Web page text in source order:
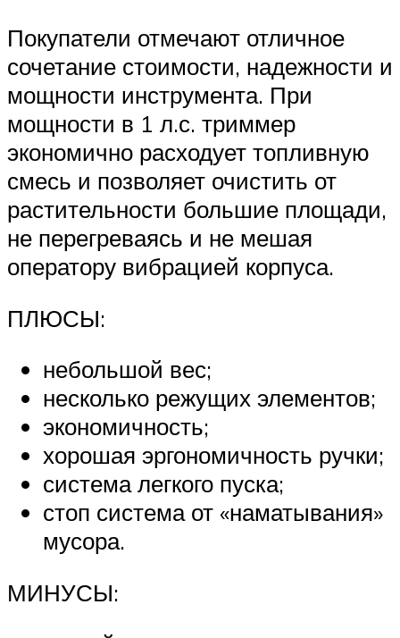
Покупатели отмечают отличное
сочетание стоимости, надежности и
мощности инструмента. При
мощности в 1 л.с. триммер
экономично расходует топливную
смесь и позволяет очистить от
растительности большие площади,
не перегреваясь и не мешая
оператору вибрацией корпуса.
ПЛЮСЫ:
небольшой вес;
несколько режущих элементов;
экономичность;
хорошая эргономичность ручки;
система легкого пуска;
стоп система от «наматывания»
мусора.
МИНУСЫ: